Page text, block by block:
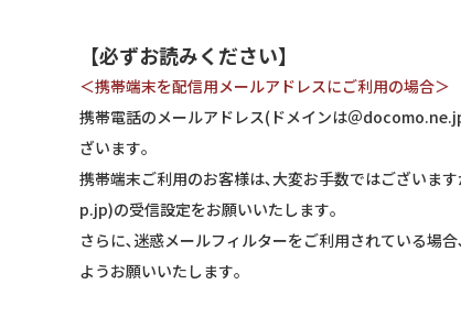
【必ずお読みください】
＜携帯端末を配信用メールアドレスにご利用の場合＞
携帯電話のメールアドレス(ドメインは＠
ざいます｡
携帯端末ご利用のお客様は､大変お手数ではございま
p.jp)の受信設定をお願いいたします｡
さらに､迷惑メールフィルターをご利用されている
ようお願いいたします｡